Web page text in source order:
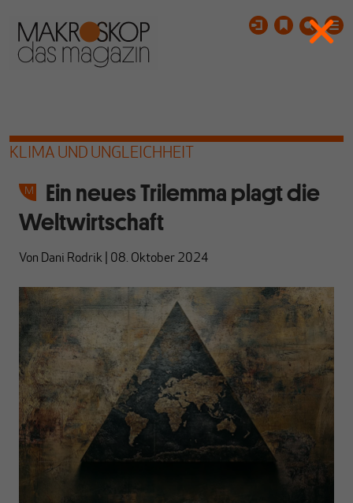
KLIMA UND UNGLEICHHEIT
Ein neues Trilemma plagt die
Weltwirtschaft
Von Dani Rodrik 08. Oktober 2024